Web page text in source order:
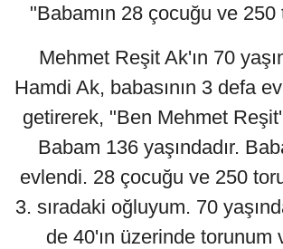
"Babamın 28 çocuğu ve 250
Mehmet Reşit Ak'ın 70
Hamdi Ak, babasının 3 defa
getirerek, "Ben Mehmet
Babam 136 yaşındadır.
evlendi. 28 çocuğu ve 250
3. sıradaki oğluyum. 70
de 40'ın üzerinde torunum